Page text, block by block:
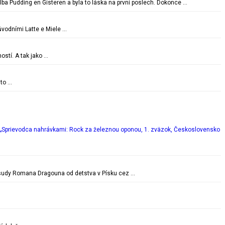
Pudding en Gisteren a byla to láska na první poslech. Dokonce …
Latte e Miele …
A tak jako …
…
nahrávkami: Rock za železnou oponou, 1. zväzok, Československo
Romana Dragouna od detstva v Písku cez …